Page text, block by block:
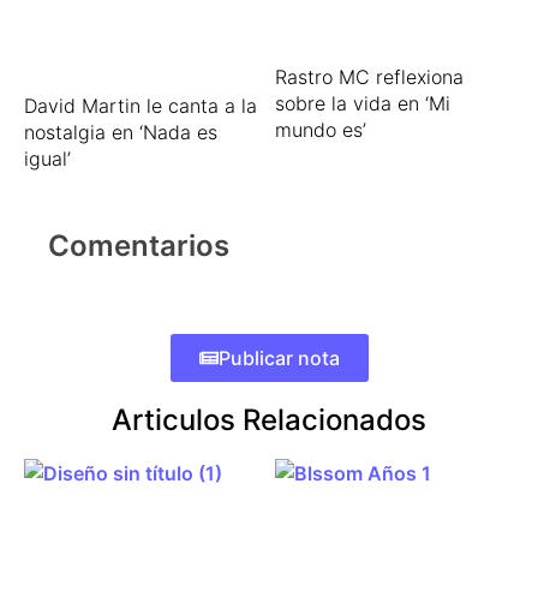
David Martin le canta a la
nostalgia en ‘Nada es
igual’
Rastro MC reflexiona
sobre la vida en ‘Mi
mundo es’
Comentarios
Publicar nota
Articulos Relacionados